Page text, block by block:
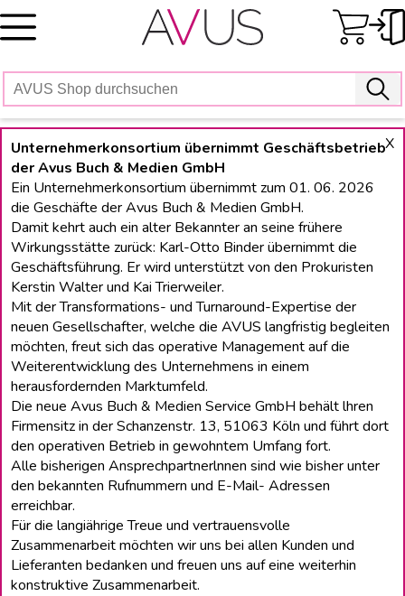
Skip
to
X
Unternehmerkonsortium übernimmt Geschäftsbetrieb
der Avus Buch & Medien GmbH
Ein Unternehmerkonsortium übernimmt zum 01. 06. 2026
die Geschäfte der Avus Buch & Medien GmbH.
Damit kehrt auch ein alter Bekannter an seine frühere
Wirkungsstätte zurück: Karl-Otto Binder übernimmt die
Geschäftsführung. Er wird unterstützt von den Prokuristen
Kerstin Walter und Kai Trierweiler.
Mit der Transformations- und Turnaround-Expertise der
neuen Gesellschafter, welche die AVUS langfristig begleiten
möchten, freut sich das operative Management auf die
Weiterentwicklung des Unternehmens in einem
herausfordernden Marktumfeld.
Die neue Avus Buch & Medien Service GmbH behält lhren
Firmensitz in der Schanzenstr. 13, 51063 Köln und führt dort
den operativen Betrieb in gewohntem Umfang fort.
Alle bisherigen Ansprechpartnerlnnen sind wie bisher unter
den bekannten Rufnummern und E-Mail- Adressen
erreichbar.
Für die langiährige Treue und vertrauensvolle
Zusammenarbeit möchten wir uns bei allen Kunden und
Lieferanten bedanken und freuen uns auf eine weiterhin
konstruktive Zusammenarbeit.